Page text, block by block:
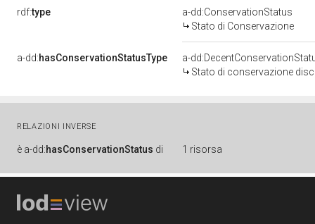
rdf:type
a-dd:ConservationStatus
Stato di Conservazione
a-dd:hasConservationStatusType
a-
Stato di conservazione
RELAZIONI INVERSE
è a-dd:hasConservationStatus di 1 risorsa